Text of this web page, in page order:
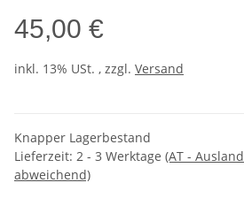
45,00 €
inkl. 13% USt. , zzgl. Versand
Knapper Lagerbestand
Lieferzeit: 2 - 3 Werktage (AT - Ausland
abweichend)